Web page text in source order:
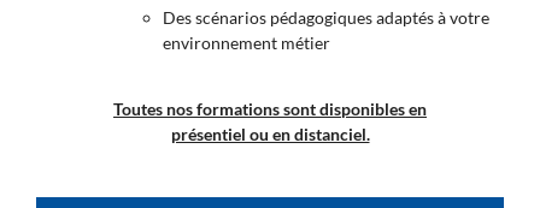
Des scénarios pédagogiques adaptés à votre
environnement métier
Toutes nos formations sont disponibles en
présentiel ou en distanciel.